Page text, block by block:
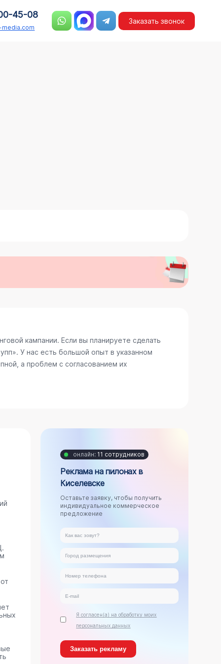
45-08
Заказать звонок
кампании. Если вы планируете сделать
У нас есть большой опыт в указанном
а проблем с согласованием их
онлайн: 11 сотрудников
Реклама на пилонах в
Киселевске
Оставьте заявку, чтобы получить
индивидуальное коммерческое
предложение
Я согласен(а) на обработку моих
персональных данных